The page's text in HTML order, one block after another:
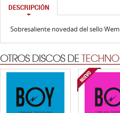
DESCRIPCIÓN
Sobresaliente novedad del sello
OTROS DISCOS DE